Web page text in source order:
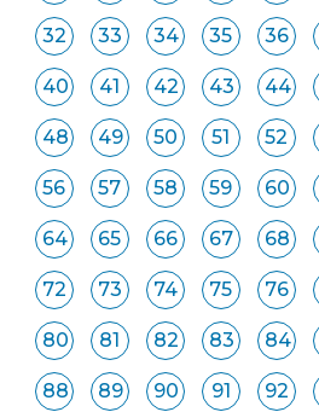
32 33 34 35 36
40 41 42 43 44
48 49 50 51 52
56 57 58 59 60
64 65 66 67 68
72 73 74 75 76
80 81 82 83 84
88 89 90 91 92